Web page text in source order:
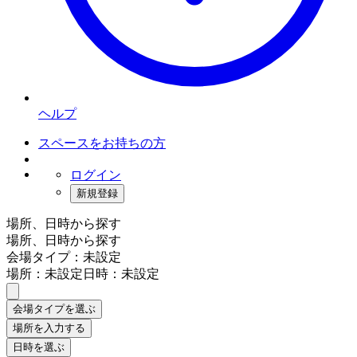
ヘルプ
スペースをお持ちの方
ログイン
新規登録
場所、日時から探す
場所、日時から探す
会場タイプ：未設定
場所：未設定日時：未設定
会場タイプを選ぶ
場所を入力する
日時を選ぶ